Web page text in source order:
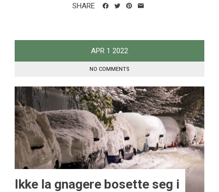
SHARE
APR 1 2022
NO COMMENTS
Ikke la gnagere bosette seg i